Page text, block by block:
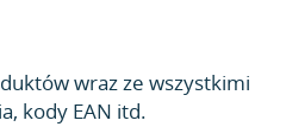
wraz ze wszystkimi
kody EAN itd.